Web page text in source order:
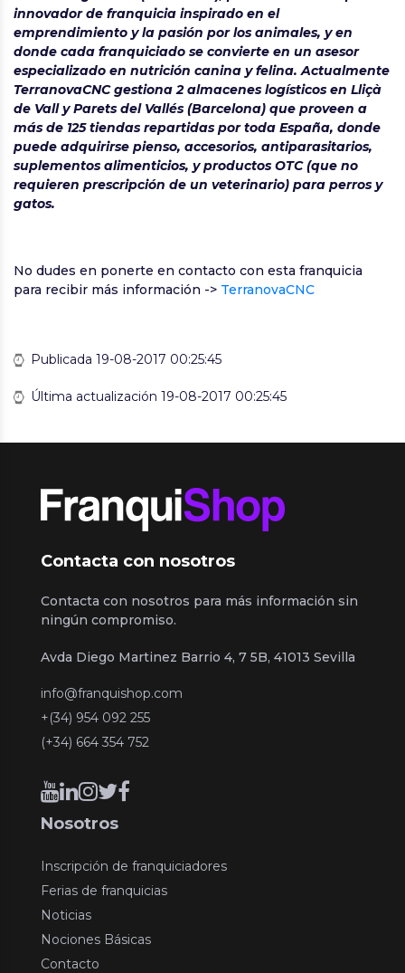
innovador de franquicia inspirado en el
emprendimiento y la pasión por los animales, y en
donde cada franquiciado se convierte en un asesor
especializado en nutrición canina y felina. Actualmente
TerranovaCNC gestiona 2 almacenes logísticos en Lliçà
de Vall y Parets del Vallés (Barcelona) que proveen a
más de 125 tiendas repartidas por toda España, donde
puede adquirirse pienso, accesorios, antiparasitarios,
suplementos alimenticios, y productos OTC (que no
requieren prescripción de un veterinario) para perros y
gatos.
No dudes en ponerte en contacto con esta franquicia
para recibir más información -> TerranovaCNC
Publicada 19-08-2017 00:25:45
Última actualización 19-08-2017 00:25:45
Contacta con nosotros
Contacta con nosotros para más información sin
ningún compromiso.
Avda Diego Martinez Barrio 4, 7 5B, 41013 Sevilla
info@franquishop.com
+(34) 954 092 255
(+34) 664 354 752
Nosotros
Inscripción de franquiciadores
Ferias de franquicias
Noticias
Nociones Básicas
Contacto